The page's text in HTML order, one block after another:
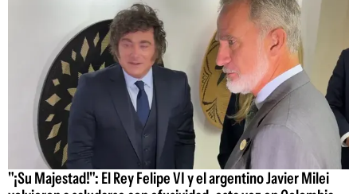
"¡Su Majestad!": El Rey Felipe VI y el argentino Javier Milei